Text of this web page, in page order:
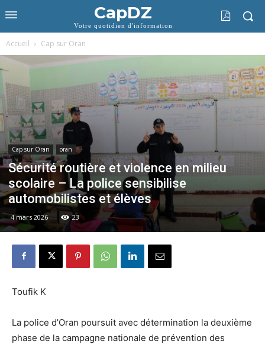
CapDZ
Votre quotidien d'information
Accueil Cap sur Oran
Cap sur Oran oran
Sécurité routière et violence en milieu
scolaire – La police sensibilise
automobilistes et élèves
4 mars 2026 23
Toufik K
La police d’Oran poursuit avec détermination la deuxième
phase de la campagne nationale de prévention des